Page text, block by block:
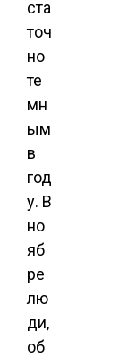
ста
точ
но
те
мн
ым
в
год
у. В
но
яб
ре
лю
ди,
об